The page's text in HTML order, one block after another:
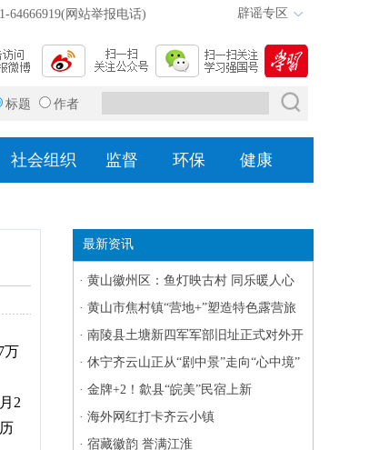
64666919(网站举报电话) 辟谣专区
标题 作者
社会组织 监督 环保 健康
万
2
最新资讯
· 黄山徽州区：鱼灯映古村 同乐暖人心
· 黄山市焦村镇“营地+”塑造特色露营旅
游新样板
· 南陵县土塘新四军军部旧址正式对外开
放
· 休宁齐云山正从“剧中景”走向“心中境”
· 金牌+2！歙县“皖美”民宿上新
· 海外网红打卡齐云小镇
· 宿藏徽韵 誉满江淮